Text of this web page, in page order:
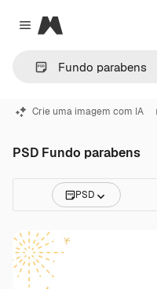
Close menu
Magnific
Crie uma imagem com IA
PSD Fundo parabens
PSD